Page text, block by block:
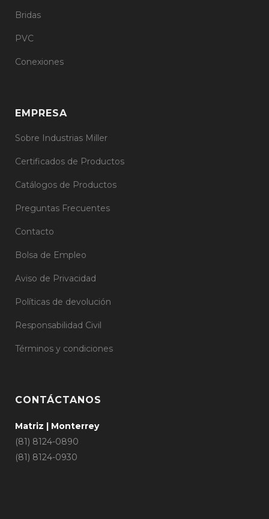
Bridas
PVC
Conexiones
EMPRESA
Sobre Industrias Miller
Certificados de Productos
Catálogos de Productos
Preguntas Frecuentes
Contacto
Bolsa de Empleo
Aviso de Privacidad
Políticas de devolución
Responsabilidad Civil
Términos y condiciones
CONTÁCTANOS
Matriz | Monterrey
(81) 8124-0890
(81) 8124-0930